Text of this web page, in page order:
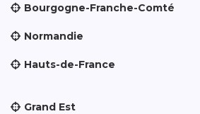
Bourgogne-Franche-Comté
Normandie
Hauts-de-France
Grand Est